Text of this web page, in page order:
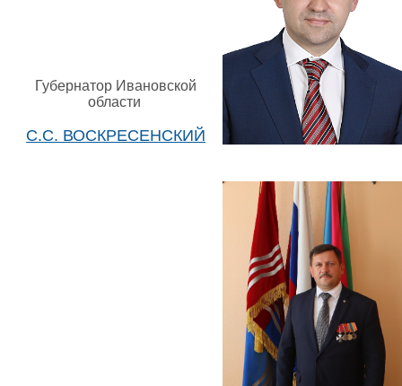
Губернатор Ивановской
области
С.С. ВОСКРЕСЕНСКИЙ